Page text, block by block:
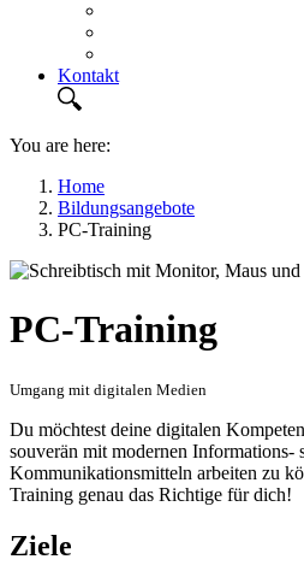
Kontakt
You are here:
Home
Bildungsangebote
PC-Training
PC-Training
Umgang mit digitalen Medien
Du möchtest deine digitalen
souverän mit modernen Informations-
Kommunikationsmitteln arbeiten zu
Training genau das Richtige für dich!
Ziele